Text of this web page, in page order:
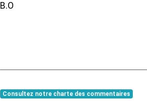
B.O
Consultez notre charte des commentaires